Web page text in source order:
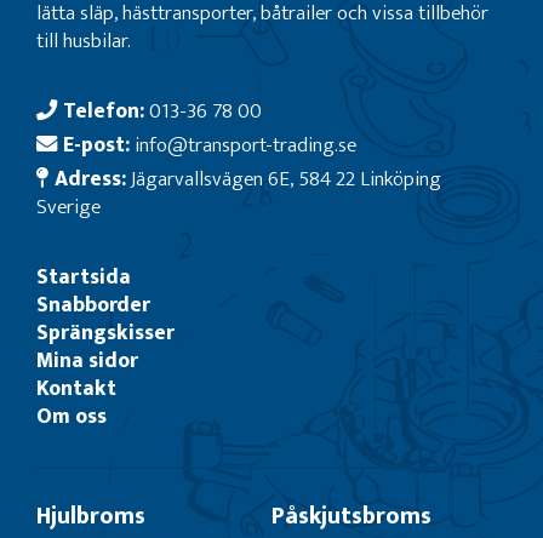
lätta släp, hästtransporter, båtrailer och vissa tillbehör
till husbilar.
Telefon:013-36 78 00
E-post:info@transport-trading.se
Adress:Jägarvallsvägen 6E, 584 22 Linköping
Sverige
Startsida
Snabborder
Sprängskisser
Mina sidor
Kontakt
Om oss
Hjulbroms Påskjutsbroms